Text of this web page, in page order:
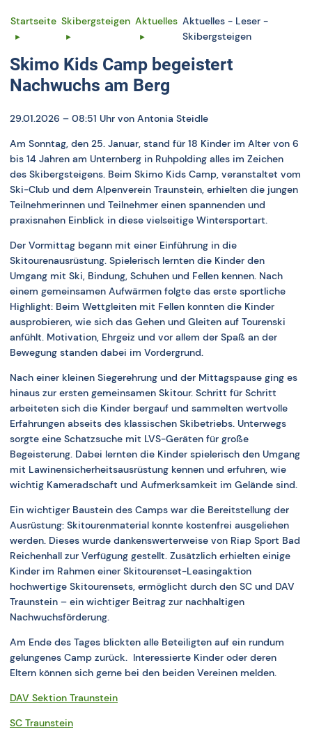
Startseite Skibergsteigen Aktuelles Aktuelles - Leser -
Skibergsteigen
Skimo Kids Camp begeistert
Nachwuchs am Berg
29.01.2026 – 08:51 Uhr von Antonia Steidle
Am Sonntag, den 25. Januar, stand für 18 Kinder im Alter von 6
bis 14 Jahren am Unternberg in Ruhpolding alles im Zeichen
des Skibergsteigens. Beim Skimo Kids Camp, veranstaltet vom
Ski-Club und dem Alpenverein Traunstein, erhielten die jungen
Teilnehmerinnen und Teilnehmer einen spannenden und
praxisnahen Einblick in diese vielseitige Wintersportart.
Der Vormittag begann mit einer Einführung in die
Skitourenausrüstung. Spielerisch lernten die Kinder den
Umgang mit Ski, Bindung, Schuhen und Fellen kennen. Nach
einem gemeinsamen Aufwärmen folgte das erste sportliche
Highlight: Beim Wettgleiten mit Fellen konnten die Kinder
ausprobieren, wie sich das Gehen und Gleiten auf Tourenski
anfühlt. Motivation, Ehrgeiz und vor allem der Spaß an der
Bewegung standen dabei im Vordergrund.
Nach einer kleinen Siegerehrung und der Mittagspause ging es
hinaus zur ersten gemeinsamen Skitour. Schritt für Schritt
arbeiteten sich die Kinder bergauf und sammelten wertvolle
Erfahrungen abseits des klassischen Skibetriebs. Unterwegs
sorgte eine Schatzsuche mit LVS-Geräten für große
Begeisterung. Dabei lernten die Kinder spielerisch den Umgang
mit Lawinensicherheitsausrüstung kennen und erfuhren, wie
wichtig Kameradschaft und Aufmerksamkeit im Gelände sind.
Ein wichtiger Baustein des Camps war die Bereitstellung der
Ausrüstung: Skitourenmaterial konnte kostenfrei ausgeliehen
werden. Dieses wurde dankenswerterweise von Riap Sport Bad
Reichenhall zur Verfügung gestellt. Zusätzlich erhielten einige
Kinder im Rahmen einer Skitourenset-Leasingaktion
hochwertige Skitourensets, ermöglicht durch den SC und DAV
Traunstein – ein wichtiger Beitrag zur nachhaltigen
Nachwuchsförderung.
Am Ende des Tages blickten alle Beteiligten auf ein rundum
gelungenes Camp zurück. Interessierte Kinder oder deren
Eltern können sich gerne bei den beiden Vereinen melden.
DAV Sektion Traunstein
SC Traunstein